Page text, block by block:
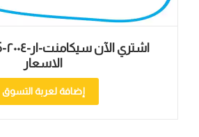
الاسعار
إضافة لعربة